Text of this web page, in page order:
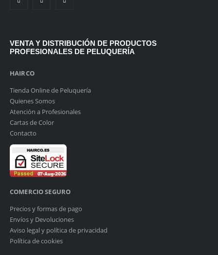
VENTA Y DISTRIBUCIÓN DE PRODUCTOS
PROFESIONALES DE PELUQUERÍA
HAIRCO
Tienda Online de Peluquería
Quienes Somos
Atención a Profesionales
Cartas de Color
Contacto
COMERCIO SEGURO
Precios y formas de pago
Envíos y Devoluciones
Aviso legal y política de privacidad
Política de cookies